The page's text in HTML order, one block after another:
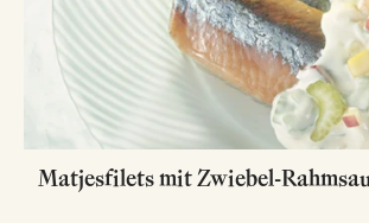
Matjesfilets mit Zwiebel-